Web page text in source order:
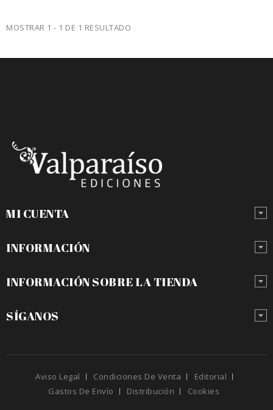
MOSTRAR 1 - 1 DE 1 RESULTADO
MI CUENTA
INFORMACIÓN
INFORMACIÓN SOBRE LA TIENDA
SÍGANOS
Aviso Legal Condiciones De Venta
Editorial
Gastos De Envío
Distribución
Cookies